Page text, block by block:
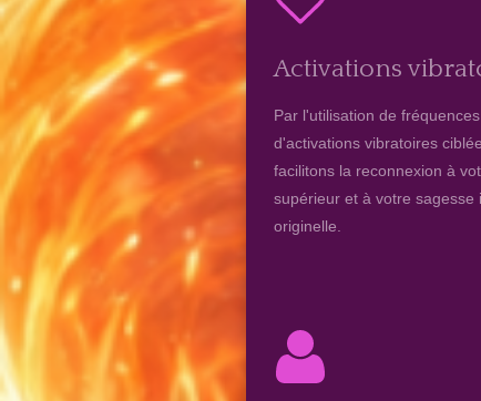
Activations
Par l'utilisation de
d'activations vibratoires
facilitons la reconnexion à
supérieur et à votre sagesse
originelle.